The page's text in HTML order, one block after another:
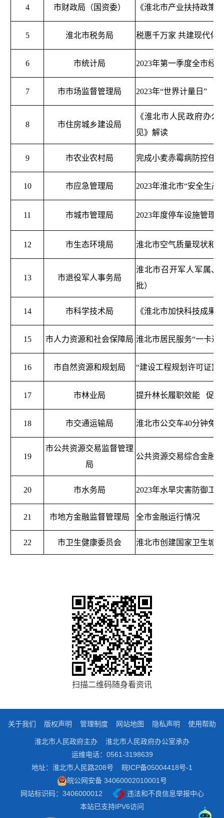
4 市财政局（国资委） 《淮北市产业扶持政策
5 淮北市税务局 税惠千万家 共建现代化
6 市统计局 2023年第一季度全市经
7 市市场监督管理局 2023年“世界计量日”
8 市住房城乡建设局
《淮北市人民政府办
见》解读
9 市农业农村局 完成小麦赤霉病防控任
10 市应急管理局 2023年淮北市“安全生产
11 市城市管理局 2023年度停车设施管理
12 市生态环境局 淮北市空气质量现状和
13 市退役军人事务局
淮北市召开军人军属、
批）
14 市科学技术局 《淮北市加快科技成果
15 市人力资源和社会保障局 淮北市居民服务“一卡通
16 市自然资源和规划局 “建设工程规划许可证豁
17 市林业局 提升林长履职效能 促进
18 市交通运输局 淮北市公交车40分钟免
19
市公共资源交易监督管理
局
公共资源交易综合金融
20 市水务局 2023年水旱灾害防御工
21 市地方金融监督管理局 全市金融运行情况
22 市卫生健康委员会 淮北市创建国家卫生城市
扫描二维码随身看资讯
关于我们 版权声明 管理制度 网站地图 隐私声明 使用帮助
淮北市人民政府主办
淮北市人民政府办公室承办
运维电话：0561-3198639
地址：淮北市人民路208号
皖ICP备05004418号-1
皖公网安备 34060002010001号
网站标识码：3406000012
违法和不良信息举报中心
本站已支持IPV6访问